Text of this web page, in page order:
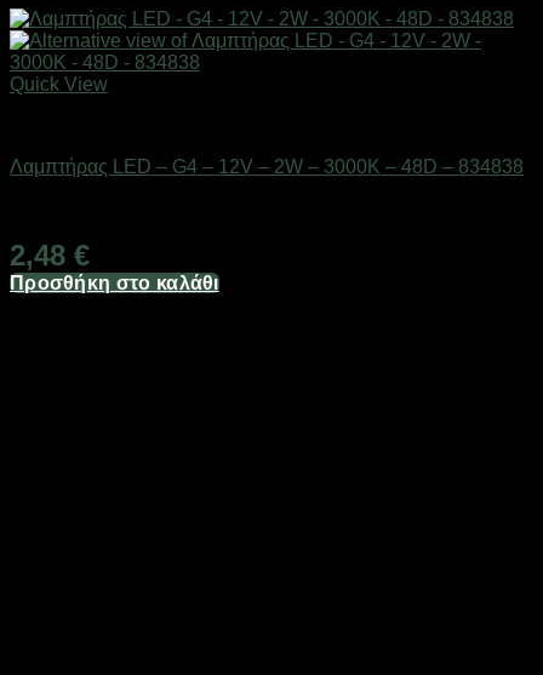
Quick View
Λαμπτήρας LED – G4 – 12V – 2W – 3000K – 48D – 834838
2,48 €
Προσθήκη στο καλάθι